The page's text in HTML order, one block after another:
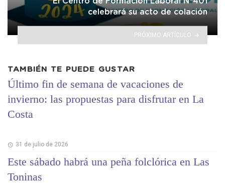
celebrará su acto de colación
PRÓXIMO ARTÍCULO
TAMBIÉN TE PUEDE GUSTAR
Último fin de semana de vacaciones de
invierno: las propuestas para disfrutar en La
Costa
31 de julio de 2026
Este sábado habrá una peña folclórica en Las
Toninas